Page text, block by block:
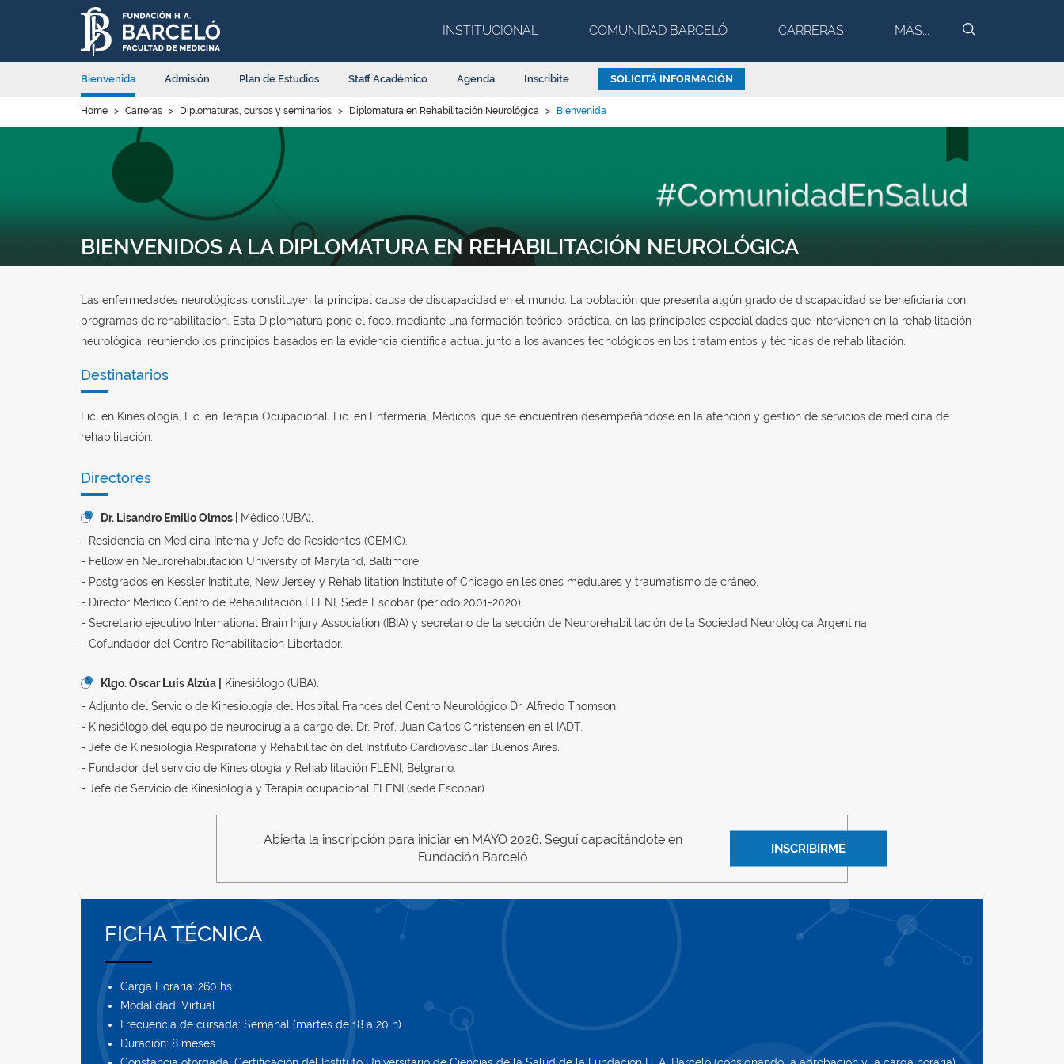
INSTITUCIONAL COMUNIDAD BARCELÓ CARRERAS MÁS... BUSCAR
Bienvenida Admisión Plan de Estudios Staff Académico Agenda Inscribite SOLICITÁ INFORMACIÓN
Home > Carreras > Diplomaturas, cursos y seminarios > Diplomatura en Rehabilitación Neurológica > Bienvenida
BIENVENIDOS A LA DIPLOMATURA EN REHABILITACIÓN NEUROLÓGICA
Las enfermedades neurológicas constituyen la principal causa de discapacidad en el mundo. La población que presenta algún grado de discapacidad se beneficiaría con
programas de rehabilitación. Esta Diplomatura pone el foco, mediante una formación teórico-práctica, en las principales especialidades que intervienen en la rehabilitación
neurológica, reuniendo los principios basados en la evidencia científica actual junto a los avances tecnológicos en los tratamientos y técnicas de rehabilitación.
Destinatarios
Lic. en Kinesiología, Lic. en Terapia Ocupacional, Lic. en Enfermería, Médicos, que se encuentren desempeñándose en la atención y gestión de servicios de medicina de
rehabilitación.
Directores
Dr. Lisandro Emilio Olmos |
Médico (UBA).
- Residencia en Medicina Interna y Jefe de Residentes (CEMIC).
- Fellow en Neurorehabilitación University of Maryland, Baltimore.
- Postgrados en Kessler Institute, New Jersey y Rehabilitation Institute of Chicago en lesiones medulares y traumatismo de cráneo.
- Director Médico Centro de Rehabilitación FLENI, Sede Escobar (período 2001-2020).
- Secretario ejecutivo International Brain Injury Association (IBIA) y secretario de la sección de Neurorehabilitación de la Sociedad Neurológica Argentina.
- Cofundador del Centro Rehabilitación Libertador.
Klgo. Oscar Luis Alzúa |
Kinesiólogo (UBA).
- Adjunto del Servicio de Kinesiología del Hospital Francés del Centro Neurológico Dr. Alfredo Thomson.
- Kinesiólogo del equipo de neurocirugía a cargo del Dr. Prof. Juan Carlos Christensen en el IADT.
- Jefe de Kinesiología Respiratoria y Rehabilitación del Instituto Cardiovascular Buenos Aires.
- Fundador del servicio de Kinesiología y Rehabilitación FLENI, Belgrano.
- Jefe de Servicio de Kinesiología y Terapia ocupacional FLENI (sede Escobar).
Abierta la inscripción para iniciar en MAYO 2026. Seguí capacitándote en
Fundación Barceló
INSCRIBIRME
FICHA TÉCNICA
Carga Horaria: 260 hs
Modalidad: Virtual
Frecuencia de cursada: Semanal (martes de 18 a 20 h)
Duración: 8 meses